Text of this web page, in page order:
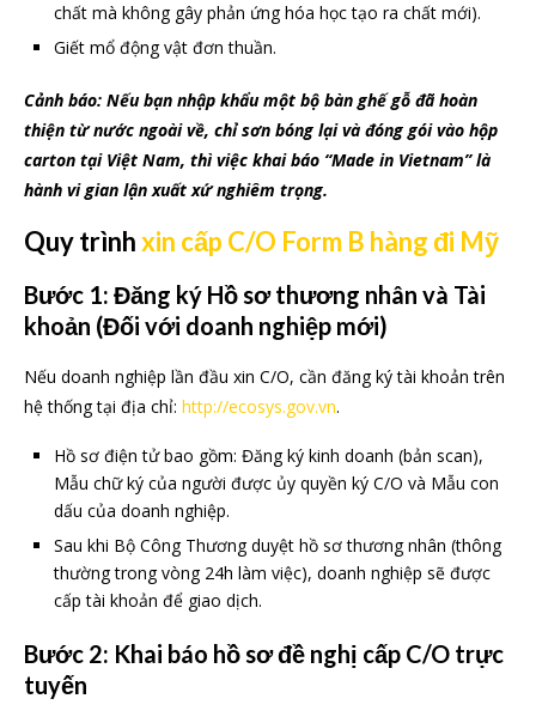
chất mà không gây phản ứng hóa học tạo ra chất mới).
Giết mổ động vật đơn thuần.
Cảnh báo: Nếu bạn nhập khẩu một bộ bàn ghế gỗ đã hoàn
thiện từ nước ngoài về, chỉ sơn bóng lại và đóng gói vào hộp
carton tại Việt Nam, thì việc khai báo “Made in Vietnam” là
hành vi gian lận xuất xứ nghiêm trọng.
Quy trìnhxin cấp C/O Form B hàng đi Mỹ
Bước 1: Đăng ký Hồ sơ thương nhân và Tài
khoản (Đối với doanh nghiệp mới)
Nếu doanh nghiệp lần đầu xin C/O, cần đăng ký tài khoản trên
hệ thống tại địa chỉ: http://ecosys.gov.vn.
Hồ sơ điện tử bao gồm: Đăng ký kinh doanh (bản scan),
Mẫu chữ ký của người được ủy quyền ký C/O và Mẫu con
dấu của doanh nghiệp.
Sau khi Bộ Công Thương duyệt hồ sơ thương nhân (thông
thường trong vòng 24h làm việc), doanh nghiệp sẽ được
cấp tài khoản để giao dịch.
Bước 2: Khai báo hồ sơ đề nghị cấp C/O trực
tuyến